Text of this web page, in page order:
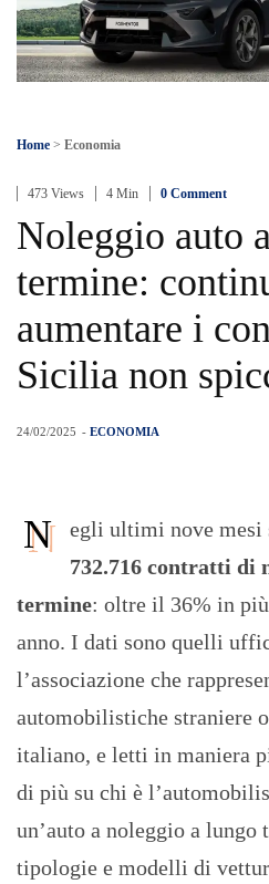
Home > Economia
473 Views 4 Min 0 Comment
Noleggio auto
termine:
aumentare i
Sicilia non
- ECONOMIA
24/02/2025
N
egli ultimi nove mesi
732.716 contratti di
termine: oltre il 36% in
anno. I dati sono quelli
l’associazione che
automobilistiche straniere
italiano, e letti in maniera
di più su chi è
un’auto a noleggio a
tipologie e modelli di